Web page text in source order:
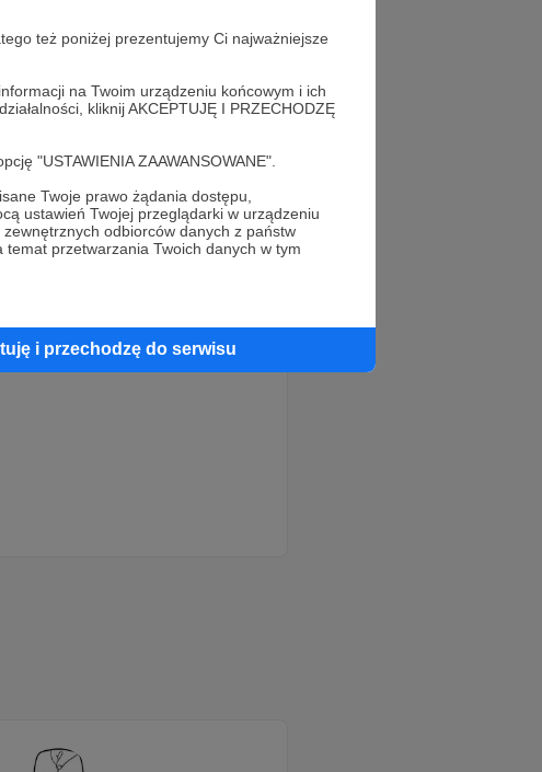
też poniżej prezentujemy Ci najważniejsze
na Twoim urządzeniu końcowym i ich
kliknij AKCEPTUJĘ I PRZECHODZĘ
"USTAWIENIA ZAAWANSOWANE".
Twoje prawo żądania dostępu,
ustawień Twojej przeglądarki w urządzeniu
odbiorców danych z państw
przetwarzania Twoich danych w tym
i przechodzę do serwisu